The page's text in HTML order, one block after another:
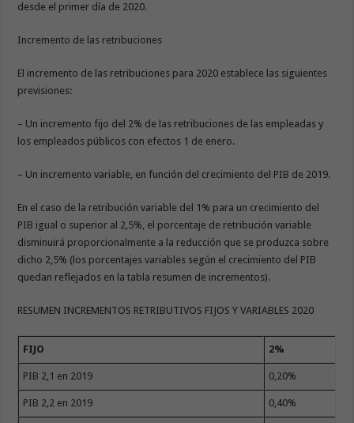
desde el primer día de 2020.
Incremento de las retribuciones
El incremento de las retribuciones para 2020 establece las siguientes
previsiones:
– Un incremento fijo del 2% de las retribuciones de las empleadas y
los empleados públicos con efectos 1 de enero.
– Un incremento variable, en función del crecimiento del PIB de 2019.
En el caso de la retribución variable del 1% para un crecimiento del
PIB igual o superior al 2,5%, el porcentaje de retribución variable
disminuirá proporcionalmente a la reducción que se produzca sobre
dicho 2,5% (los porcentajes variables según el crecimiento del PIB
quedan reflejados en la tabla resumen de incrementos).
RESUMEN INCREMENTOS RETRIBUTIVOS FIJOS Y VARIABLES 2020
FIJO 2%
PIB 2,1 en 2019 0,20%
PIB 2,2 en 2019 0,40%